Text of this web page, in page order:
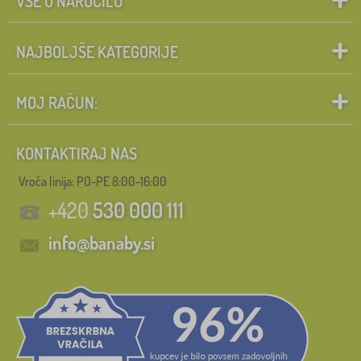
NAJBOLJŠE KATEGORIJE
MOJ RAČUN:
KONTAKTIRAJ NAS
Vroča linija: PO-PE 8:00-16:00
+420530 000 111
info@banaby.si